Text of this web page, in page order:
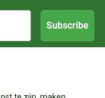
Subscribe